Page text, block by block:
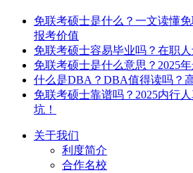
免联考硕士是什么？一文读懂
报考价值
免联考硕士容易毕业吗？在职
免联考硕士是什么意思？2025
什么是DBA？DBA值得读吗？
免联考硕士靠谱吗？2025内行
坑！
关于我们
利度简介
合作名校